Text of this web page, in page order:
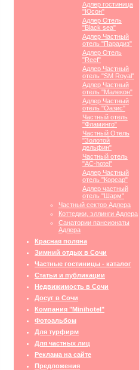
Адлер гостиница
"Юсон"
Адлер Отель
"Black sea"
Адлер Частный
отель "Парадиз"
Адлер Отель
"Reef"
Адлер Частный
отель "SM Royal"
Адлер Частный
отель "Малекон"
Адлер Частный
отель "Оазис"
Частный отель
"Фламинго"
Частный Отель
"Золотой
дельфин"
Частный отель
"АС-hotel"
Адлер Частный
отель "Корсар"
Адлер частный
отель "Шарм"
Частный сектор Адлера
Коттеджи, эллинги Адлера
Санатории пансионаты
Адлера
Красная поляна
Зимний отдых в Сочи
Частные гостиницы - каталог
Статьи и публикации
Недвижимость в Сочи
Досуг в Сочи
Компания "Minihotel"
Фотоальбом
Для турфирм
Для частных лиц
Реклама на сайте
Предложения